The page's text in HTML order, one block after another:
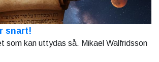
snart!
som kan uttydas så. Mikael Walfridsson